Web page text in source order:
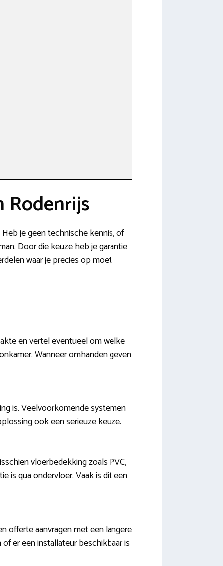
Rodenrijs
je geen technische kennis, of
Door die keuze heb je garantie
waar je precies op moet
en vertel eventueel om welke
Wanneer omhanden geven
is. Veelvoorkomende systemen
ook een serieuze keuze.
vloerbedekking zoals PVC,
is qua ondervloer. Vaak is dit een
offerte aanvragen met een langere
er een installateur beschikbaar is